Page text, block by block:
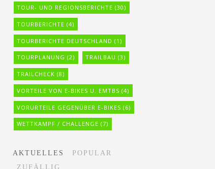
TOUR- UND REGIONSBERICHTE (30)
TOURBERICHTE (4)
TOURBERICHTE DEUTSCHLAND (1)
TOURPLANUNG (2) TRAILBAU (3)
TRAILCHECK (8)
VORTEILE VON E-BIKES U. EMTBS (4)
VORURTEILE GEGENÜBER E-BIKES (6)
WETTKAMPF / CHALLENGE (7)
AKTUELLES
POPULAR
ZUFÄLLIG